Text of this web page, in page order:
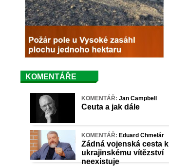
KOMENTÁŘE
KOMENTÁŘ: Jan Campbell
Ceuta a jak dále
KOMENTÁŘ: Eduard Chmelár
Žádná vojenská cesta k
ukrajinskému vítězství
neexistuje